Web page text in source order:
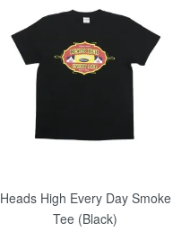
Heads High Every Day Smoke
Tee (Black)